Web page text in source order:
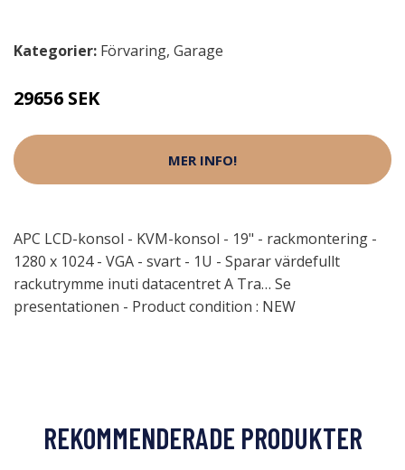
Kategorier: Förvaring, Garage
29656 SEK
MER INFO!
APC LCD-konsol - KVM-konsol - 19" - rackmontering -
1280 x 1024 - VGA - svart - 1U - Sparar värdefullt
rackutrymme inuti datacentret A Tra… Se
presentationen - Product condition : NEW
REKOMMENDERADE PRODUKTER